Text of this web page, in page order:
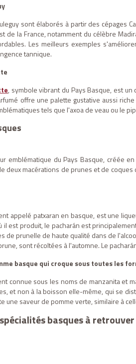
sont élaborés à partir des cépages
de la France, notamment du célèbre
Les meilleurs exemples
tannique.
, symbole vibrant du Pays Basque, est
offre une palette gustative aussi
tels que l'axoa de veau ou le
emblématique du Pays Basque, créée
deux macérations de prunes et de
appelé patxaran en basque, est une
il est produit, le pacharán est
de prunelle de haute qualité dans de
sont récoltées à l'automne. Le
basque qui croque sous toutes les
connue sous les noms de manzanita et
et non à la boisson elle-même, qui se
une saveur de pomme verte, similaire à
basques à